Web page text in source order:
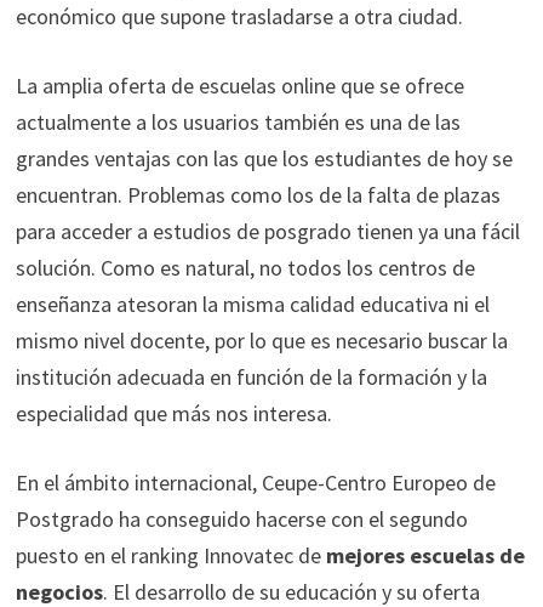
económico que supone trasladarse a otra ciudad.
La amplia oferta de escuelas online que se ofrece
actualmente a los usuarios también es una de las
grandes ventajas con las que los estudiantes de hoy se
encuentran. Problemas como los de la falta de plazas
para acceder a estudios de posgrado tienen ya una fácil
solución. Como es natural, no todos los centros de
enseñanza atesoran la misma calidad educativa ni el
mismo nivel docente, por lo que es necesario buscar la
institución adecuada en función de la formación y la
especialidad que más nos interesa.
En el ámbito internacional, Ceupe-Centro Europeo de
Postgrado ha conseguido hacerse con el segundo
puesto en el ranking Innovatec de mejores escuelas de
negocios. El desarrollo de su educación y su oferta